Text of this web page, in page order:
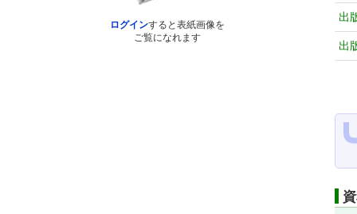
ログインすると表紙画像を
ご覧になれます
出
出